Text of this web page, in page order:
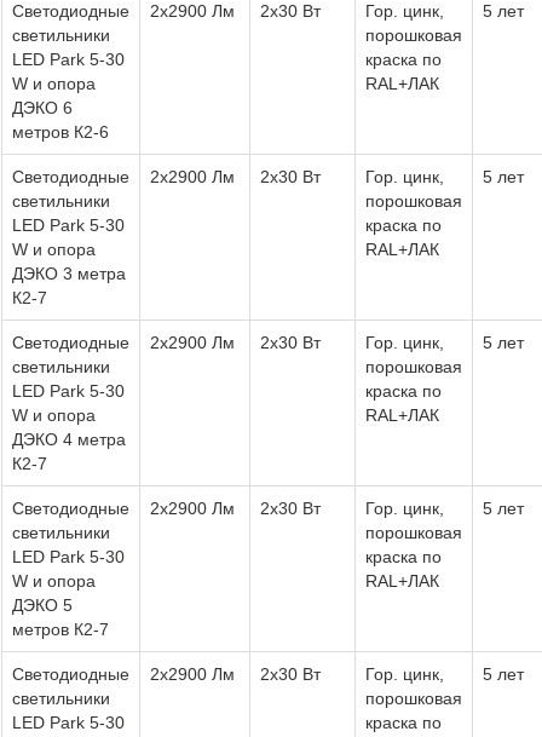
Светодиодные
светильники
LED Park 5-30
W и опора
ДЭКО 6
метров К2-6
2х2900 Лм 2х30 Вт
Гор. цинк,
порошковая
краска по
RAL+ЛАК
5 лет
Светодиодные
светильники
LED Park 5-30
W и опора
ДЭКО 3 метра
К2-7
2х2900 Лм 2х30 Вт
Гор. цинк,
порошковая
краска по
RAL+ЛАК
5 лет
Светодиодные
светильники
LED Park 5-30
W и опора
ДЭКО 4 метра
К2-7
2х2900 Лм 2х30 Вт
Гор. цинк,
порошковая
краска по
RAL+ЛАК
5 лет
Светодиодные
светильники
LED Park 5-30
W и опора
ДЭКО 5
метров К2-7
2х2900 Лм 2х30 Вт
Гор. цинк,
порошковая
краска по
RAL+ЛАК
5 лет
Светодиодные
светильники
LED Park 5-30
2х2900 Лм 2х30 Вт
Гор. цинк,
порошковая
краска по
5 лет